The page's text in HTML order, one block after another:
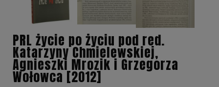
PRL życie po życiu pod red.
Katarzyny Chmielewskiej,
Agnieszki Mrozik i Grzegorza
Wołowca [2012]